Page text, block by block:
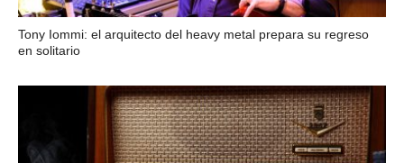
Tony Iommi: el arquitecto del heavy metal prepara su regreso
en solitario